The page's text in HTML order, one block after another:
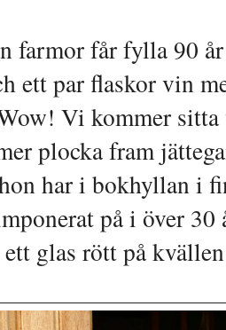
farmor får fylla 90
ett par flaskor vin
Vi kommer
plocka fram
har i bokhyllan i
på i över
glas rött på